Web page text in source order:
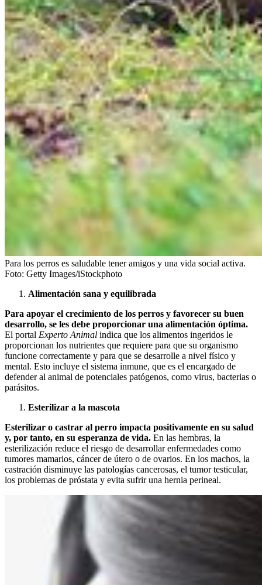
Para los perros es saludable tener amigos y una vida social activa.
Foto: Getty Images/iStockphoto
Alimentación sana y equilibrada
Para apoyar el crecimiento de los perros y favorecer su buen
desarrollo, se les debe proporcionar una alimentación óptima.
El portal Experto Animal indica que los alimentos ingeridos le
proporcionan los nutrientes que requiere para que su organismo
funcione correctamente y para que se desarrolle a nivel físico y
mental. Esto incluye el sistema inmune, que es el encargado de
defender al animal de potenciales patógenos, como virus, bacterias o
parásitos.
Esterilizar a la mascota
Esterilizar o castrar al perro impacta positivamente en su salud
y, por tanto, en su esperanza de vida. En las hembras, la
esterilización reduce el riesgo de desarrollar enfermedades como
tumores mamarios, cáncer de útero o de ovarios. En los machos, la
castración disminuye las patologías cancerosas, el tumor testicular,
los problemas de próstata y evita sufrir una hernia perineal.